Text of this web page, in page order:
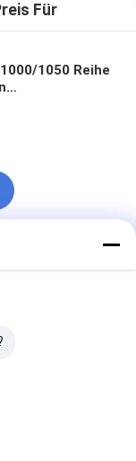
Für
1050 Reihe